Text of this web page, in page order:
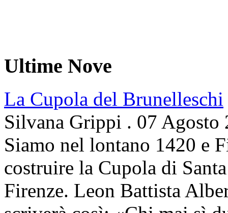
Ultime Nove
La Cupola del Brunelleschi
Silvana Grippi . 07 Agosto
Siamo nel lontano 1420 e
costruire la Cupola di
Firenze. Leon Battista